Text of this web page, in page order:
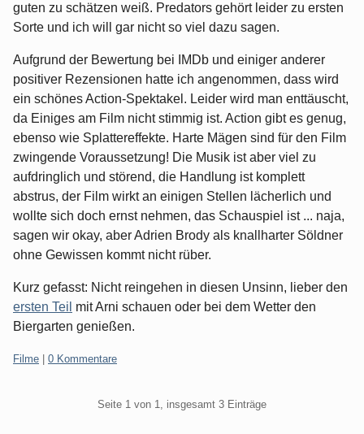
guten zu schätzen weiß. Predators gehört leider zu ersten
Sorte und ich will gar nicht so viel dazu sagen.
Aufgrund der Bewertung bei IMDb und einiger anderer
positiver Rezensionen hatte ich angenommen, dass wird
ein schönes Action-Spektakel. Leider wird man enttäuscht,
da Einiges am Film nicht stimmig ist. Action gibt es genug,
ebenso wie Splattereffekte. Harte Mägen sind für den Film
zwingende Voraussetzung! Die Musik ist aber viel zu
aufdringlich und störend, die Handlung ist komplett
abstrus, der Film wirkt an einigen Stellen lächerlich und
wollte sich doch ernst nehmen, das Schauspiel ist ... naja,
sagen wir okay, aber Adrien Brody als knallharter Söldner
ohne Gewissen kommt nicht rüber.
Kurz gefasst: Nicht reingehen in diesen Unsinn, lieber den
ersten Teil mit Arni schauen oder bei dem Wetter den
Biergarten genießen.
Kategorien:
Filme 0 Kommentare
Seite 1 von 1, insgesamt 3 Einträge